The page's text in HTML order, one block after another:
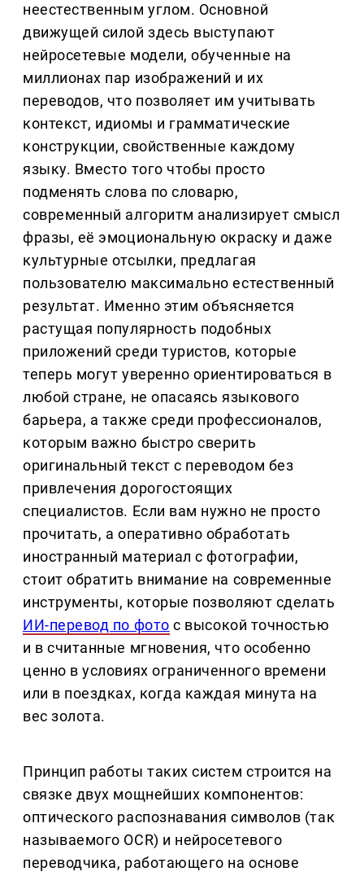
неестественным углом. Основной
движущей силой здесь выступают
нейросетевые модели, обученные на
миллионах пар изображений и их
переводов, что позволяет им учитывать
контекст, идиомы и грамматические
конструкции, свойственные каждому
языку. Вместо того чтобы просто
подменять слова по словарю,
современный алгоритм анализирует смысл
фразы, её эмоциональную окраску и даже
культурные отсылки, предлагая
пользователю максимально естественный
результат. Именно этим объясняется
растущая популярность подобных
приложений среди туристов, которые
теперь могут уверенно ориентироваться в
любой стране, не опасаясь языкового
барьера, а также среди профессионалов,
которым важно быстро сверить
оригинальный текст с переводом без
привлечения дорогостоящих
специалистов. Если вам нужно не просто
прочитать, а оперативно обработать
иностранный материал с фотографии,
стоит обратить внимание на современные
инструменты, которые позволяют сделать
ИИ-перевод по фото с высокой точностью
и в считанные мгновения, что особенно
ценно в условиях ограниченного времени
или в поездках, когда каждая минута на
вес золота.
Принцип работы таких систем строится на
связке двух мощнейших компонентов:
оптического распознавания символов (так
называемого OCR) и нейросетевого
переводчика, работающего на основе